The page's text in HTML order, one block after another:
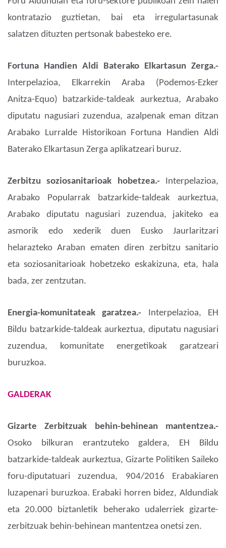
kontratazio guztietan, bai eta irregulartasunak
salatzen dituzten pertsonak babesteko ere.
Fortuna Handien Aldi Baterako Elkartasun Zerga.-
Interpelazioa, Elkarrekin Araba (Podemos-Ezker
Anitza-Equo) batzarkide-taldeak aurkeztua, Arabako
diputatu nagusiari zuzendua, azalpenak eman ditzan
Arabako Lurralde Historikoan Fortuna Handien Aldi
Baterako Elkartasun Zerga aplikatzeari buruz.
Zerbitzu soziosanitarioak hobetzea.-
Interpelazioa,
Arabako Popularrak batzarkide-taldeak aurkeztua,
Arabako diputatu nagusiari zuzendua, jakiteko ea
asmorik edo xederik duen Eusko Jaurlaritzari
helarazteko Araban ematen diren zerbitzu sanitario
eta soziosanitarioak hobetzeko eskakizuna, eta, hala
bada, zer zentzutan.
Energia-komunitateak garatzea.-
Interpelazioa, EH
Bildu batzarkide-taldeak aurkeztua, diputatu nagusiari
zuzendua, komunitate energetikoak garatzeari
buruzkoa.
GALDERAK
Gizarte Zerbitzuak behin-behinean mantentzea.-
Osoko bilkuran erantzuteko galdera, EH Bildu
batzarkide-taldeak aurkeztua, Gizarte Politiken Saileko
foru-diputatuari zuzendua, 904/2016 Erabakiaren
luzapenari buruzkoa. Erabaki horren bidez, Aldundiak
eta 20.000 biztanletik beherako udalerriek gizarte-
zerbitzuak behin-behinean mantentzea onetsi zen.